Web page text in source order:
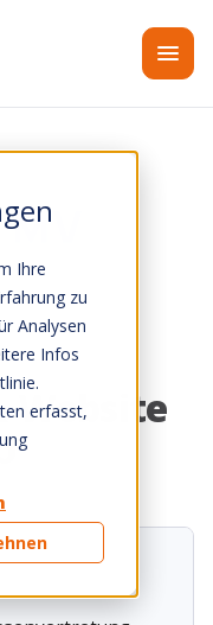
Ihre
zu
Analysen
Infos
erfasst,
Website